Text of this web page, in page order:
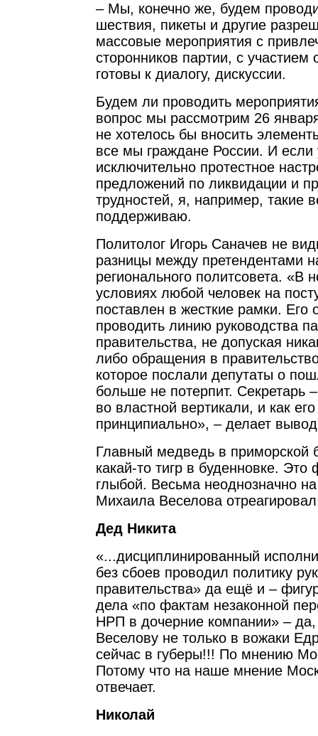
– Мы, конечно же, будем
шествия, пикеты и другие
массовые мероприятия с
сторонников партии, с
готовы к диалогу, дискуссии.
Будем ли проводить
вопрос мы рассмотрим 26
не хотелось бы вносить
все мы граждане России. И
исключительно протестное
предложений по ликвидации и
трудностей, я, например, такие
поддерживаю.
Политолог Игорь Саначев не
разницы между претендентами
регионального политсовета. «В
условиях любой человек на
поставлен в жесткие рамки. Его
проводить линию руководства
правительства, не допуская
либо обращения в
которое послали депутаты о
больше не потерпит. Секретарь
во властной вертикали, и как
принципиально», – делает
Главный медведь в приморской
какай-то тигр в буденновке. Это
глыбой. Весьма неоднозначно
Михаила Веселова отреагировал
Дед Никита
«...дисциплинированный
без сбоев проводил политику
правительства» да ещё и –
дела «по фактам незаконной
НРП в дочерние компании» –
Веселову не только в вожаки
сейчас в губеры!!! По мнению
Потому что на наше мнение
отвечает.
Николай